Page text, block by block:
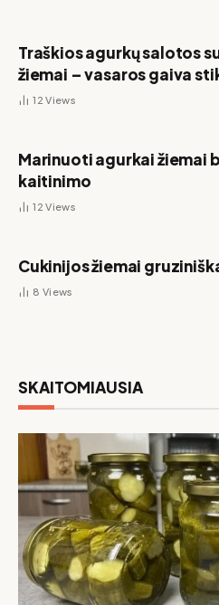
Traškios agurkų salotos
žiemai – vasaros gaiva
12Views
Marinuoti agurkai žiemai
kaitinimo
12Views
Cukinijos žiemai
8Views
SKAITOMIAUSIA